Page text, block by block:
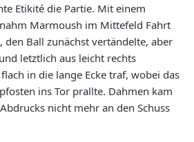
Etikité die Partie. Mit einem
Marmoush im Mittefeld Fahrt
den Ball zunächst vertändelte, aber
letztlich aus leicht rechts
in die lange Ecke traf, wobei das
ins Tor prallte. Dahmen kam
nicht mehr an den Schuss